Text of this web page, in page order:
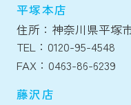
平塚本店
住所：神奈川県平塚
TEL：0120-95-4548
FAX：0463-86-6239
藤沢店